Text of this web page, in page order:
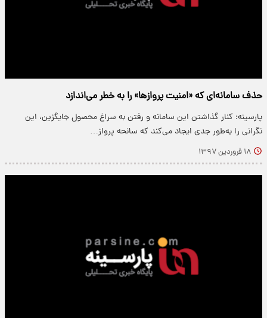
حذف سامانه‌ای که «امنیت پروازها» را به خطر می‌اندازد
پارسینه: کنار گذاشتن این سامانه و رفتن به سراغ محصول جایگزین، این
نگرانی را به‌طور جدی ایجاد می‌کند که سانحه پرواز…
۱۸ فروردین ۱۳۹۷